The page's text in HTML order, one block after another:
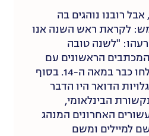
אבל רובנו נוהגים בה
לקראת ראש השנה אנו
רעהו: "לשנה טובה
הראשונים עם
איחולי שנה טובה נשלחו כבר במאה ה-14. בסוף
שגלויות הדואר היו הדבר
הבינלאומי,
האחרונים המנהג
למיילים ומשם